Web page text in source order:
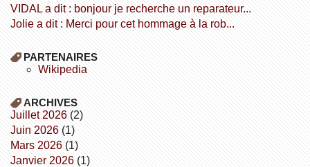
VIDAL a dit : bonjour je recherche un reparateur...
Jolie a dit : Merci pour cet hommage à la rob...
PARTENAIRES
wikipedia
ARCHIVES
juillet 2026(2)
juin 2026(1)
mars 2026(1)
janvier 2026(1)